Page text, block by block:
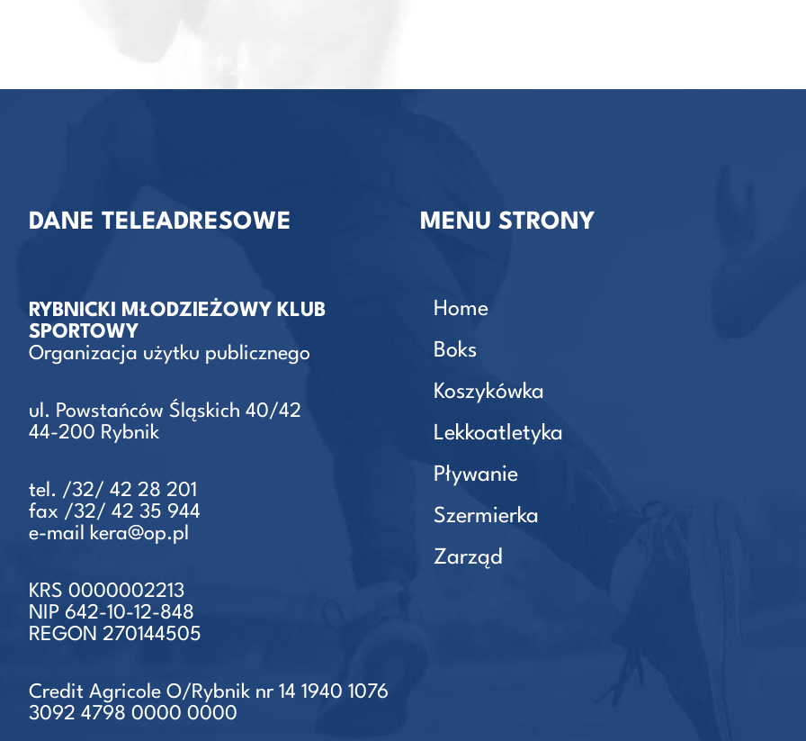
DANE TELEADRESOWE
RYBNICKI MŁODZIEŻOWY KLUB
SPORTOWY
Organizacja użytku publicznego
ul. Powstańców Śląskich 40/42
44-200 Rybnik
tel. /32/ 42 28 201
fax /32/ 42 35 944
e-mail kera@op.pl
KRS 0000002213
NIP 642-10-12-848
REGON 270144505
Credit Agricole O/Rybnik nr 14 1940 1076
3092 4798 0000 0000
MENU STRONY
Home
Boks
Koszykówka
Lekkoatletyka
Pływanie
Szermierka
Zarząd